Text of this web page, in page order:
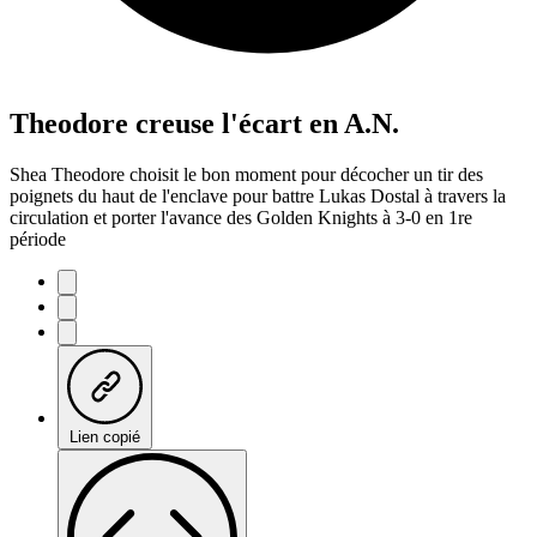
Theodore creuse l'écart en A.N.
Shea Theodore choisit le bon moment pour décocher un tir des
poignets du haut de l'enclave pour battre Lukas Dostal à travers la
circulation et porter l'avance des Golden Knights à 3-0 en 1re
période
Lien copié